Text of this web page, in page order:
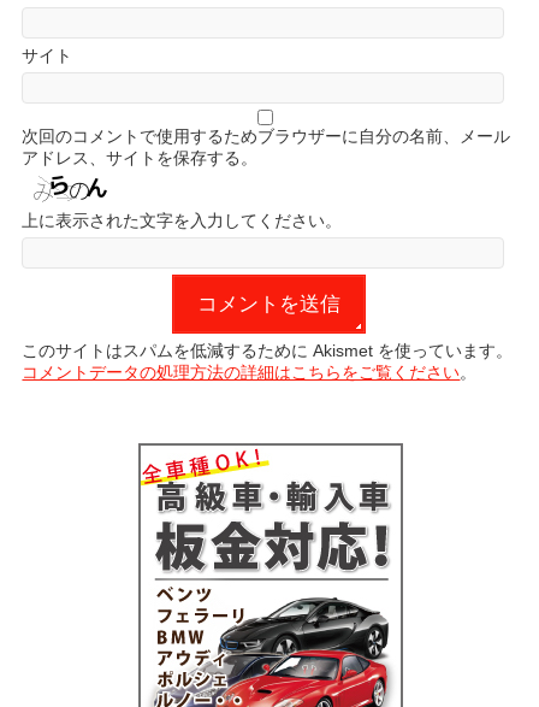
サイト
次回のコメントで使用するためブラウザーに自分の名前、メール
アドレス、サイトを保存する。
上に表示された文字を入力してください。
このサイトはスパムを低減するために Akismet を使っています。
コメントデータの処理方法の詳細はこちらをご覧ください。